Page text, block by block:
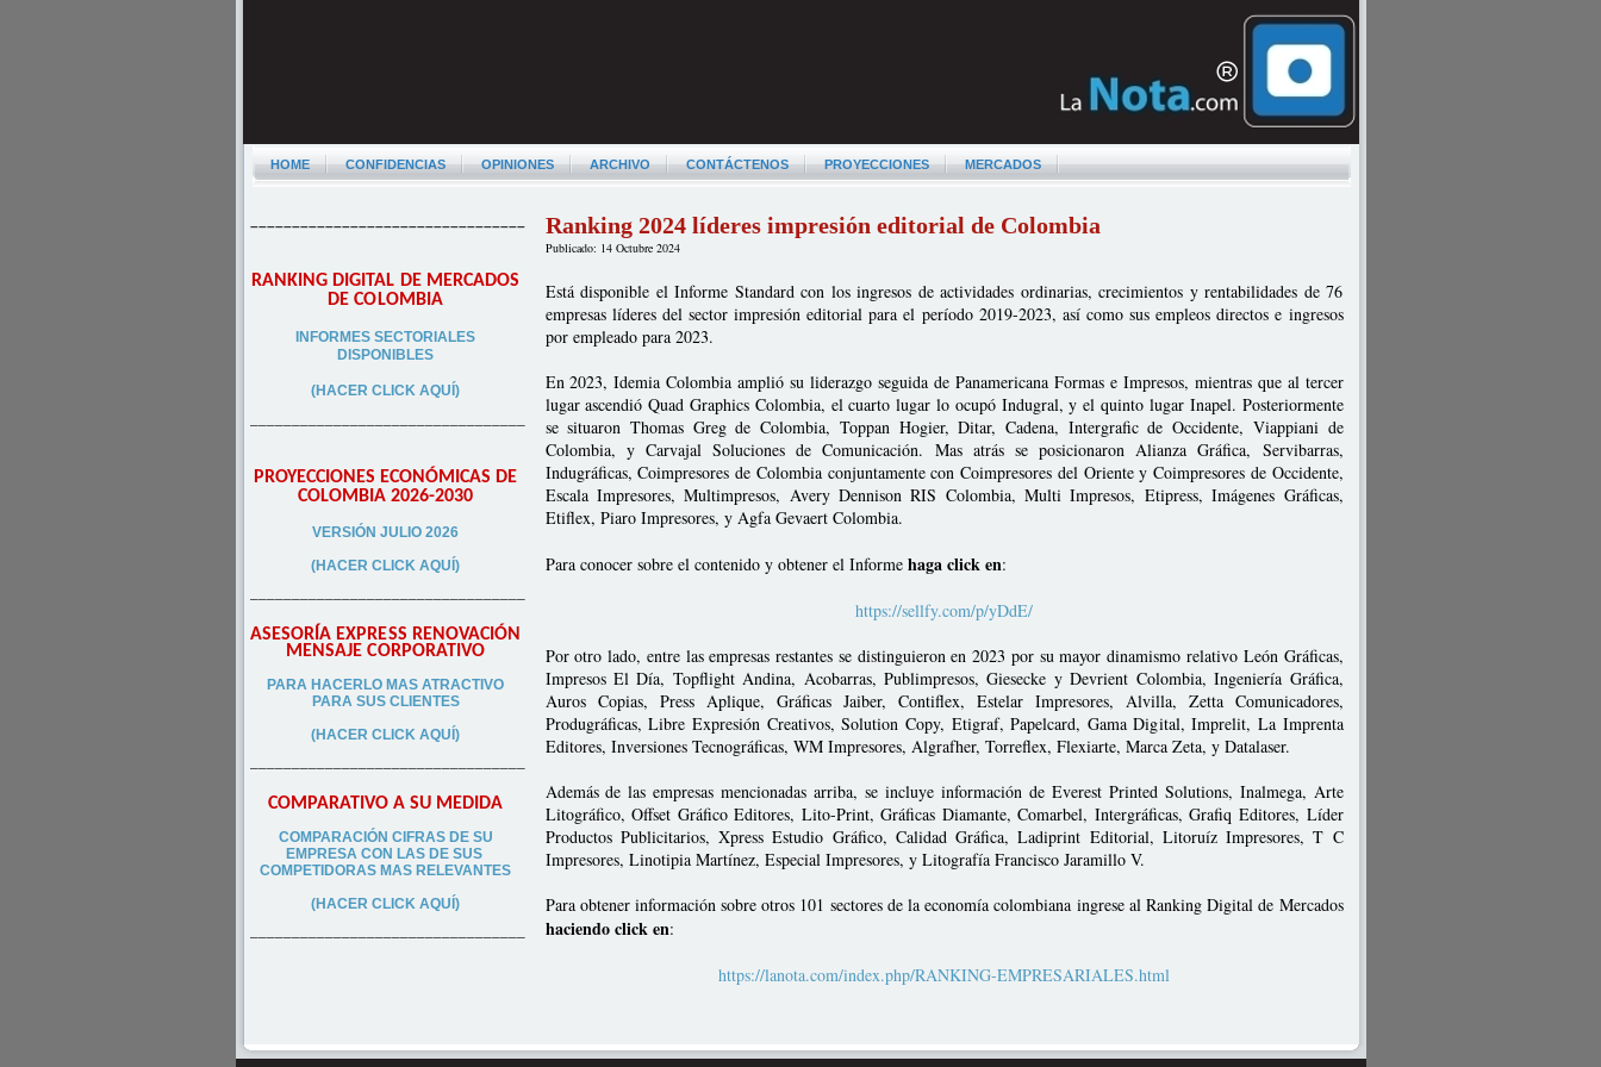
HOME CONFIDENCIAS OPINIONES ARCHIVO CONTÁCTENOS PROYECCIONES MERCADOS
–––––––––––––––––––––––––––––––––
RANKING DIGITAL DE MERCADOS
DE COLOMBIA
INFORMES SECTORIALES
DISPONIBLES
(HACER CLICK AQUÍ)
–––––––––––––––––––––––––––––––––
PROYECCIONES ECONÓMICAS DE
COLOMBIA 2026-2030
VERSIÓN JULIO 2026
(HACER CLICK AQUÍ)
–––––––––––––––––––––––––––––––––
ASESORÍA EXPRESS RENOVACIÓN
MENSAJE CORPORATIVO
PARA HACERLO MAS ATRACTIVO
PARA SUS CLIENTES
(HACER CLICK AQUÍ)
–––––––––––––––––––––––––––––––––
COMPARATIVO A SU MEDIDA
COMPARACIÓN CIFRAS DE SU
EMPRESA CON LAS DE SUS
COMPETIDORAS MAS RELEVANTES
(HACER CLICK AQUÍ)
–––––––––––––––––––––––––––––––––
Ranking 2024 líderes impresión editorial de Colombia
Publicado: 14 Octubre 2024
Está disponible el Informe Standard con los ingresos de actividades ordinarias, crecimientos y rentabilidades de 76
empresas líderes del sector impresión editorial para el período 2019-2023, así como sus empleos directos e ingresos
por empleado para 2023.
En 2023, Idemia Colombia amplió su liderazgo seguida de Panamericana Formas e Impresos, mientras que al tercer
lugar ascendió Quad Graphics Colombia, el cuarto lugar lo ocupó Indugral, y el quinto lugar Inapel. Posteriormente
se situaron Thomas Greg de Colombia, Toppan Hogier, Ditar, Cadena, Intergrafic de Occidente, Viappiani de
Colombia, y Carvajal Soluciones de Comunicación. Mas atrás se posicionaron Alianza Gráfica, Servibarras,
Indugráficas, Coimpresores de Colombia conjuntamente con Coimpresores del Oriente y Coimpresores de Occidente,
Escala Impresores, Multimpresos, Avery Dennison RIS Colombia, Multi Impresos, Etipress, Imágenes Gráficas,
Etiflex, Piaro Impresores, y Agfa Gevaert Colombia.
Para conocer sobre el contenido y obtener el Informe haga click en:
https://sellfy.com/p/yDdE/
Por otro lado, entre las empresas restantes se distinguieron en 2023 por su mayor dinamismo relativo León Gráficas,
Impresos El Día, Topflight Andina, Acobarras, Publimpresos, Giesecke y Devrient Colombia, Ingeniería Gráfica,
Auros Copias, Press Aplique, Gráficas Jaiber, Contiflex, Estelar Impresores, Alvilla, Zetta Comunicadores,
Produgráficas, Libre Expresión Creativos, Solution Copy, Etigraf, Papelcard, Gama Digital, Imprelit, La Imprenta
Editores, Inversiones Tecnográficas, WM Impresores, Algrafher, Torreflex, Flexiarte, Marca Zeta, y Datalaser.
Además de las empresas mencionadas arriba, se incluye información de Everest Printed Solutions, Inalmega, Arte
Litográfico, Offset Gráfico Editores, Lito-Print, Gráficas Diamante, Comarbel, Intergráficas, Grafiq Editores, Líder
Productos Publicitarios, Xpress Estudio Gráfico, Calidad Gráfica, Ladiprint Editorial, Litoruíz Impresores, T C
Impresores, Linotipia Martínez, Especial Impresores, y Litografía Francisco Jaramillo V.
Para obtener información sobre otros 101 sectores de la economía colombiana ingrese al Ranking Digital de Mercados
haciendo click en:
https://lanota.com/index.php/RANKING-EMPRESARIALES.html